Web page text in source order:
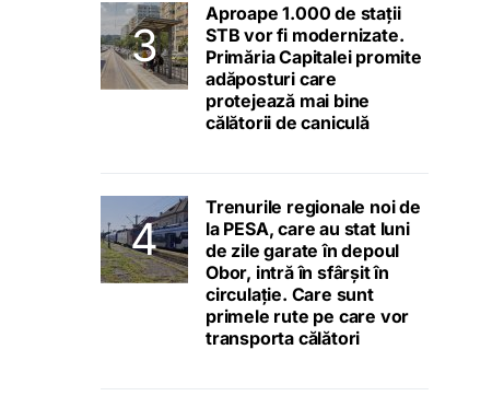
Aproape 1.000 de stații
STB vor fi modernizate.
Primăria Capitalei promite
adăposturi care
protejează mai bine
călătorii de caniculă
Trenurile regionale noi de
la PESA, care au stat luni
de zile garate în depoul
Obor, intră în sfârșit în
circulație. Care sunt
primele rute pe care vor
transporta călători